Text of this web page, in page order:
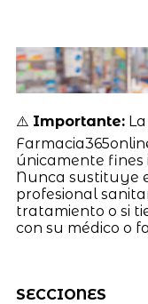
⚠️ Importante:La
únicamente fines
Nunca sustituye
profesional
tratamiento o si
con su médico o
SECCIONES